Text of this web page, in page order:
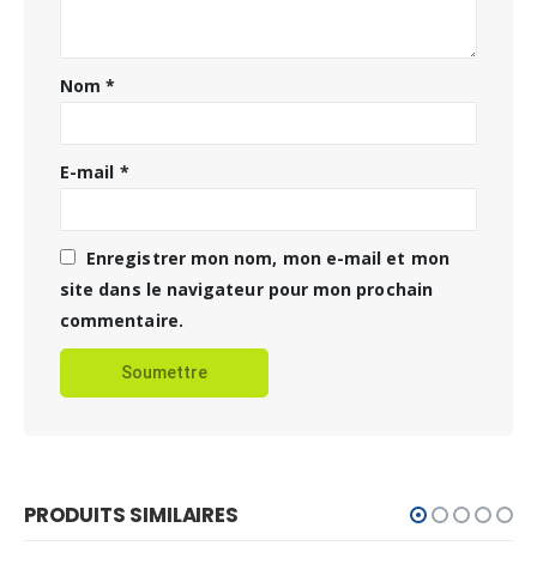
Nom*
E-mail *
Enregistrer mon nom, mon e-mail et mon
site dans le navigateur pour mon prochain
commentaire.
PRODUITS SIMILAIRES